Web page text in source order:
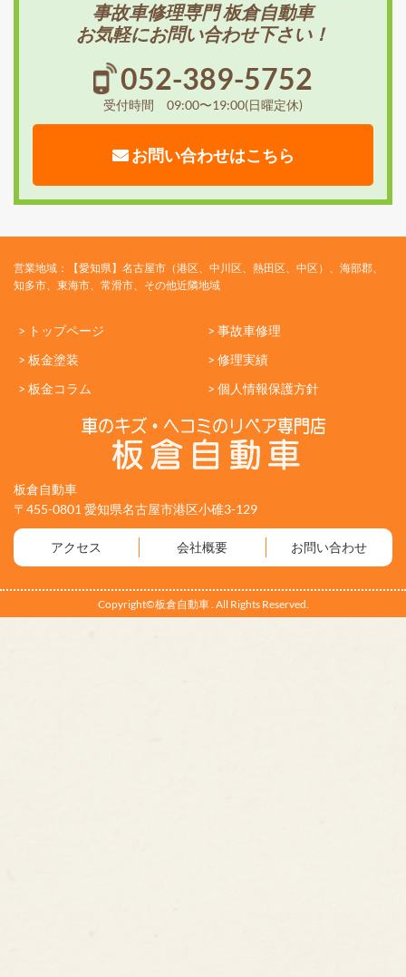
事故車修理専門 板倉自動車
お気軽にお問い合わせ下さい！
052-389-5752
受付時間 09:00〜19:00(日曜定休)
お問い合わせはこちら
営業地域：【愛知県】名古屋市（港区、中川区、熱田区、中区）、海部郡、
知多市、東海市、常滑市、その他近隣地域
> トップページ
> 事故車修理
> 板金塗装
> 修理実績
> 板金コラム
> 個人情報保護方針
板倉自動車
〒455-0801 愛知県名古屋市港区小碓3-129
アクセス 会社概要 お問い合わせ
Copyright©板倉自動車 . All Rights Reserved.